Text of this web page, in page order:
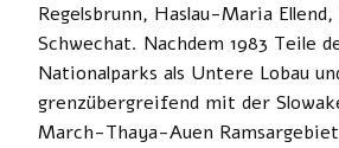
Regelsbrunn, Haslau-Maria Ellend,
Schwechat. Nachdem 1983 Teile
Nationalparks als Untere Lobau
grenzübergreifend mit der
March-Thaya-Auen